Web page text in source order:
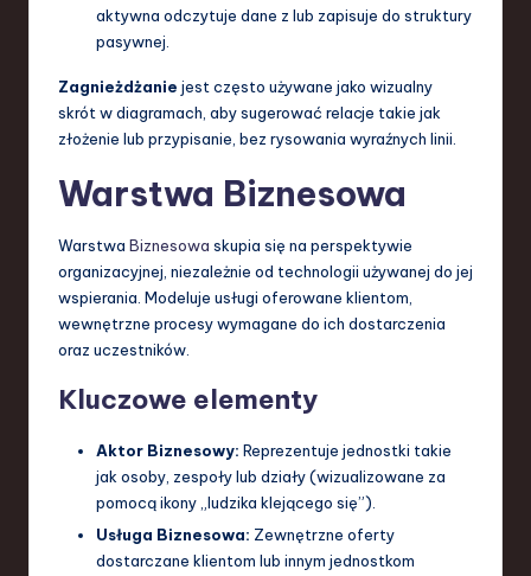
aktywna odczytuje dane z lub zapisuje do struktury
pasywnej.
Zagnieżdżanie jest często używane jako wizualny
skrót w diagramach, aby sugerować relacje takie jak
złożenie lub przypisanie, bez rysowania wyraźnych linii.
Warstwa Biznesowa
Warstwa Biznesowa skupia się na perspektywie
organizacyjnej, niezależnie od technologii używanej do jej
wspierania. Modeluje usługi oferowane klientom,
wewnętrzne procesy wymagane do ich dostarczenia
oraz uczestników.
Kluczowe elementy
Aktor Biznesowy: Reprezentuje jednostki takie
jak osoby, zespoły lub działy (wizualizowane za
pomocą ikony „ludzika klejącego się”).
Usługa Biznesowa: Zewnętrzne oferty
dostarczane klientom lub innym jednostkom